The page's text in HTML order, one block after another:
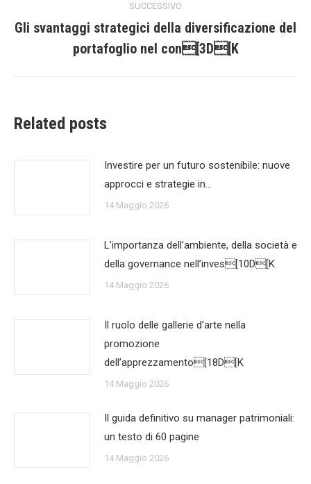
SUCCESSIVO
post:
Gli svantaggi strategici della diversificazione del
portafoglio nel con[3D[K
Related posts
Investire per un futuro sostenibile: nuove
approcci e strategie in…
14 Maggio 2026
L’importanza dell’ambiente, della società e
della governance nell’inves[10D[K
14 Maggio 2026
Il ruolo delle gallerie d’arte nella
promozione
dell’apprezzamento[18D[K
14 Maggio 2026
Il guida definitivo su manager patrimoniali:
un testo di 60 pagine
14 Maggio 2026